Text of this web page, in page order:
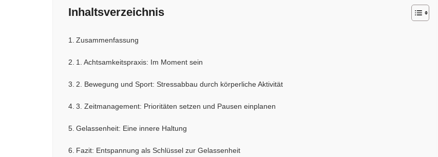
Inhaltsverzeichnis
Zusammenfassung
1. Achtsamkeitspraxis: Im Moment sein
2. Bewegung und Sport: Stressabbau durch körperliche Aktivität
3. Zeitmanagement: Prioritäten setzen und Pausen einplanen
Gelassenheit: Eine innere Haltung
Fazit: Entspannung als Schlüssel zur Gelassenheit